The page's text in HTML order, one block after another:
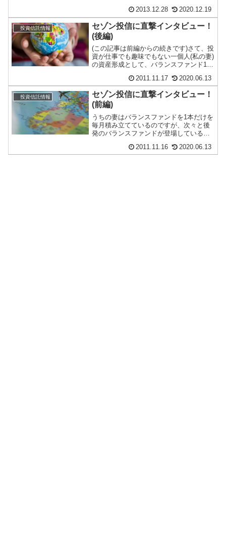
比べて、20...
2013.12.28 2020.12.19
投資信託情報
セゾン投信に直撃インタビュー！
(後編)
(この記事は前編からの続きです)さて、投
資が仕事でも趣味でもない一個人(私の妻)
の資産形成として、バランスファンド1本
2011.11.17 2020.06.13
投資信託情報
セゾン投信に直撃インタビュー！
(前編)
うちの妻はバランスファンドを1本だけを
毎月積み立てているのですが、次々と後
発のバランスファンドが登場している事
た。ある程度候...2011.11.16 2020.06.13